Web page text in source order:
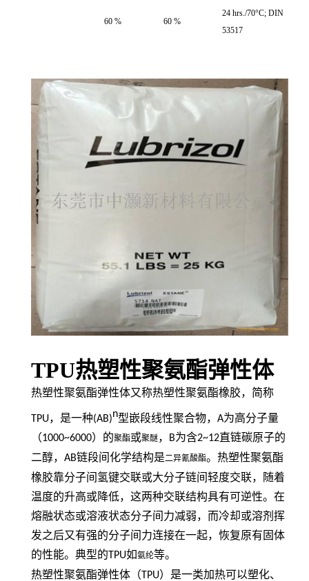
60 % 60 %
24 hrs./70°C; DIN
53517
TPU热塑性聚氨酯弹性体
热塑性聚氨酯弹性体又称热塑性聚氨酯橡胶，简称
TPU，是一种(AB)n型嵌段线性聚合物， A为高分子量
（1000~6000）的聚酯或聚醚， B为含2~12 直链碳原子的
二醇， AB链段间化学结构是二异氰酸酯。热塑性聚氨酯
橡胶靠分子间氢键交联或大分子链间轻度交联，随着
温度的升高或降低，这两种交联结构具有可逆性。在
熔融状态或溶液状态分子间力减弱，而冷却或溶剂挥
发之后又有强的分子间力连接在一起，恢复原有固体
的性能。典型的TPU如氨纶等。
热塑性聚氨酯弹性体（TPU）是一类加热可以塑化、